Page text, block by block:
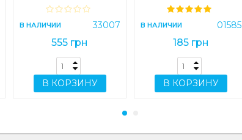
В НАЛИЧИИ 33007
555 грн
В КОРЗИНУ
(E36)
В НАЛИЧИИ 01585
185 грн
В КОРЗИНУ